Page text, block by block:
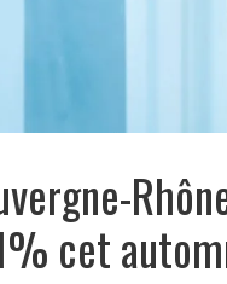
cet